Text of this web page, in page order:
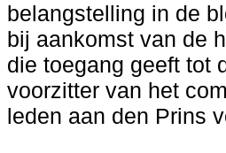
belangstelling in de
bij aankomst van de
die toegang geeft tot
voorzitter van het
leden aan den Prins